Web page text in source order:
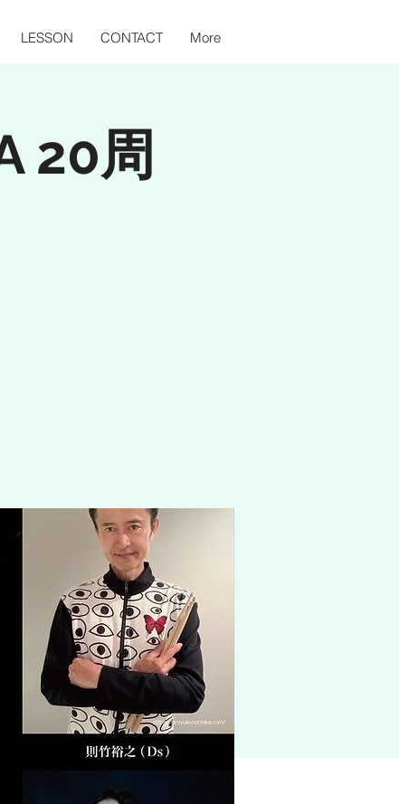
LESSON CONTACT More
20周